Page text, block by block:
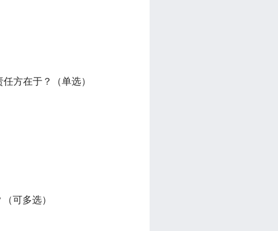
方在于？（单选）
可多选）